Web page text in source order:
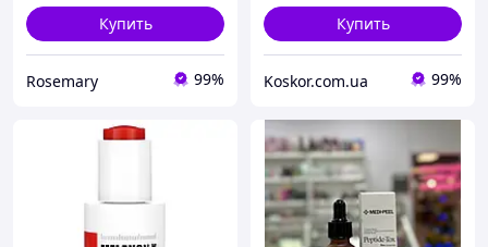
Купить
Rosemary 99%
Купить
Koskor.com.ua 99%